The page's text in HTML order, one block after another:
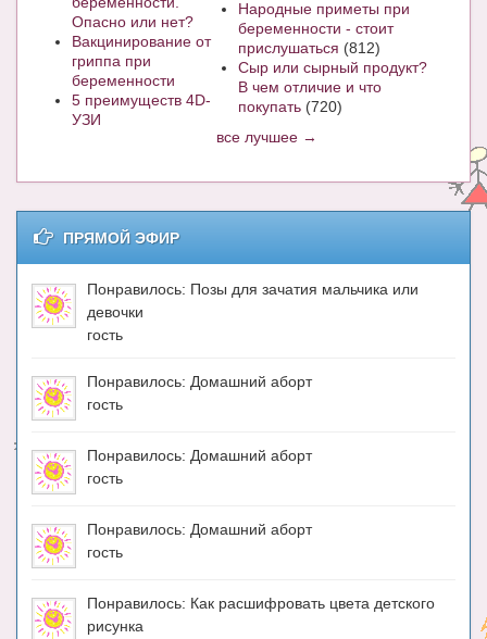
Опасно или нет?
Вакцинирование от
гриппа при
беременности
5 преимуществ 4D-
УЗИ
Народные приметы при
беременности - стоит
прислушаться (812)
Сыр или сырный продукт?
В чем отличие и что
покупать (720)
все лучшее →
ПРЯМОЙ ЭФИР
Понравилось: Позы для зачатия мальчика или
девочки
гость
Понравилось: Домашний аборт
гость
Понравилось: Домашний аборт
гость
Понравилось: Домашний аборт
гость
Понравилось: Как расшифровать цвета детского
рисунка